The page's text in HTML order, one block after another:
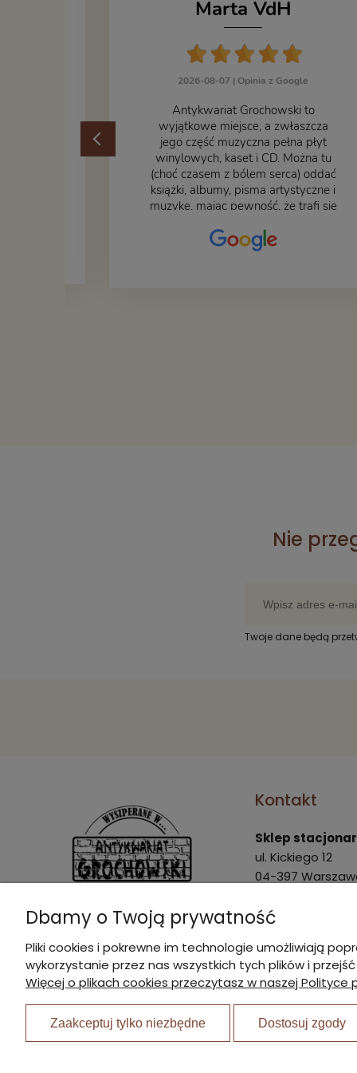
Marta VdH
2026-08-07 | Opinia z Google
​Antykwariat Grochowski to
wyjątkowe miejsce, a zwłaszcza
jego część muzyczna pełna płyt
winylowych, kaset i CD. Można tu
(choć czasem z bólem serca) oddać
książki, albumy, pisma artystyczne i
muzykę, mając pewność, że trafi się
zdjęciu – nasze książki w trakcie
przepakowywania. Część
Nie
Twoje dane będą
I Nagroda w plebiscycie:
Kontakt
Sklep
ul. Kickiego 12
04-397
Pon. - Pt.: 9:00 -
Sob.: 9:00 - 15:00
22 870 21 23
510 445 596
Dbamy o Twoją prywatność
Pliki cookies i pokrewne im technologie umożliwiają
wykorzystanie przez nas wszystkich tych plików i
Więcej o plikach cookies przeczytasz w naszej Polityce
Zaakceptuj tylko niezbędne Dostosuj zgody